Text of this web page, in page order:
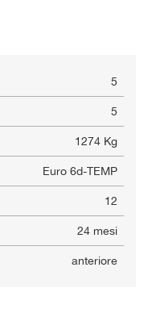
5
5
1274 Kg
Euro 6d-TEMP
12
24 mesi
anteriore